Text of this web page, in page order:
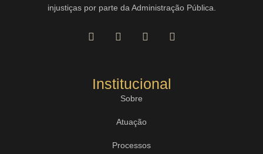
injustiças por parte da Administração Pública.
Institucional
Sobre
Atuação
Processos